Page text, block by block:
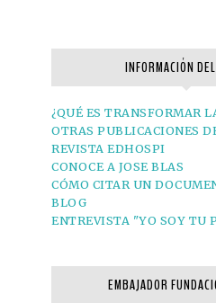
INFORMACIÓN
¿QUÉ ES TRANSFORMAR
OTRAS PUBLICACIONES
REVISTA EDHOSPI
CONOCE A JOSE BLAS
CÓMO CITAR UN
BLOG
ENTREVISTA "YO SOY TU
EMBAJADOR